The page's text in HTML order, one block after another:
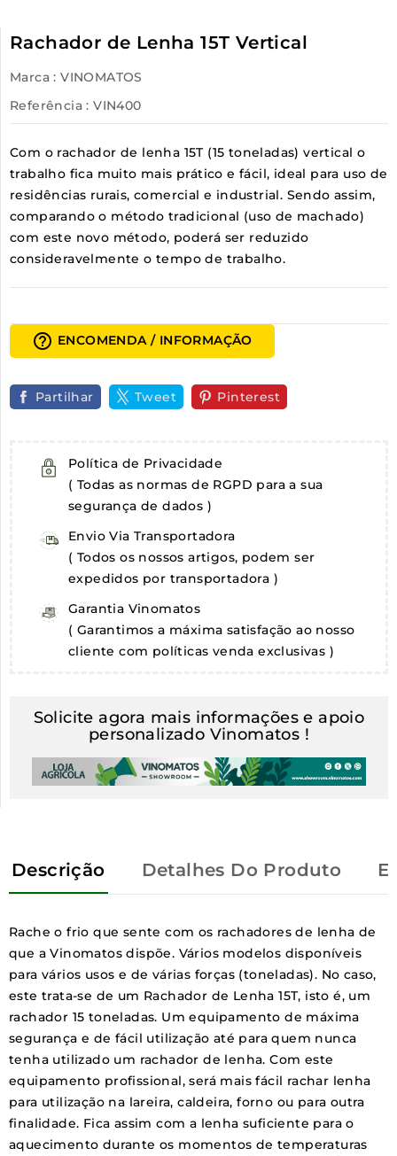
Rachador de Lenha 15T Vertical
Marca : VINOMATOS
Referência : VIN400
Com o rachador de lenha 15T (15 toneladas) vertical o
trabalho fica muito mais prático e fácil, ideal para uso de
residências rurais, comercial e industrial. Sendo assim,
comparando o método tradicional (uso de machado)
com este novo método, poderá ser reduzido
consideravelmente o tempo de trabalho.
help_outline ENCOMENDA / INFORMAÇÃO
Partilhar Tweet Pinterest
Política de Privacidade
( Todas as normas de RGPD para a sua
segurança de dados )
Envio Via Transportadora
( Todos os nossos artigos, podem ser
expedidos por transportadora )
Garantia Vinomatos
( Garantimos a máxima satisfação ao nosso
cliente com políticas venda exclusivas )
Solicite agora mais informações e apoio
personalizado Vinomatos !
Descrição Detalhes Do Produto
Rache o frio que sente com os rachadores de lenha de
que a Vinomatos dispõe. Vários modelos disponíveis
para vários usos e de várias forças (toneladas). No caso,
este trata-se de um Rachador de Lenha 15T, isto é, um
rachador 15 toneladas. Um equipamento de máxima
segurança e de fácil utilização até para quem nunca
tenha utilizado um rachador de lenha. Com este
equipamento profissional, será mais fácil rachar lenha
para utilização na lareira, caldeira, forno ou para outra
finalidade. Fica assim com a lenha suficiente para o
aquecimento durante os momentos de temperaturas